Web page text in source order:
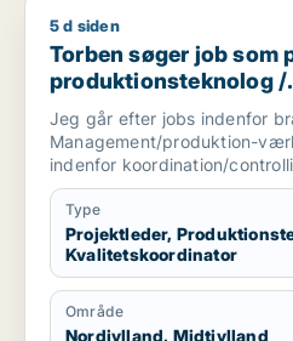
Torben søger job som
5 d siden
Torben søger job som
produktionsteknolog /
kvalitetskoordinator
Jeg går efter jobs indenfor
Management/produktion-
indenfor koordination/
Type
Projektleder,
Kvalitetskoordinator
Område
Nordjylland, Midtjylland